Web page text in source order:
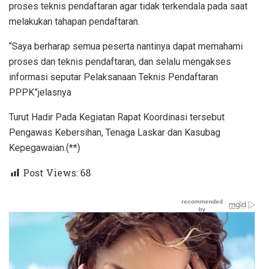
proses teknis pendaftaran agar tidak terkendala pada saat
melakukan tahapan pendaftaran.
“Saya berharap semua peserta nantinya dapat memahami
proses dan teknis pendaftaran, dan selalu mengakses
informasi seputar Pelaksanaan Teknis Pendaftaran
PPPK”jelasnya
Turut Hadir Pada Kegiatan Rapat Koordinasi tersebut
Pengawas Kebersihan, Tenaga Laskar dan Kasubag
Kepegawaian.(**)
Post Views: 68